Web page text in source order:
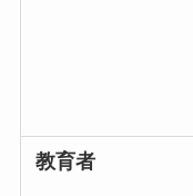
教育者